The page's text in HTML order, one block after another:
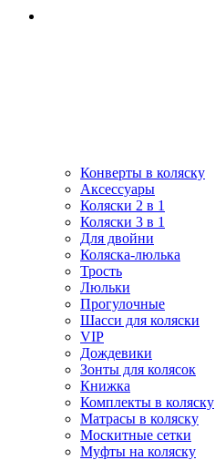
Конверты в коляску
Аксессуары
Коляски 2 в 1
Коляски 3 в 1
Для двойни
Коляска-люлька
Трость
Люльки
Прогулочные
Шасси для коляски
VIP
Дождевики
Зонты для колясок
Книжка
Комплекты в коляску
Матрасы в коляску
Москитные сетки
Муфты на коляску